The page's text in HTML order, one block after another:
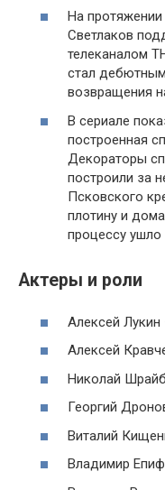
На
Светлаков
телеканалом
стал
возвращения
В сериале
построенная
Декораторы
построили за
Псковского
плотину и
процессу
Актеры и роли
Алексей Лукин
Алексей
Николай
Георгий
Виталий
Владимир